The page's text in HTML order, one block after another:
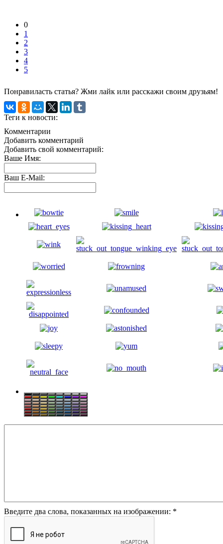
0
1
2
3
4
5
Понравиласть статья? Жми лайк или расскажи своим друзьям!
Теги к новости:
Комментарии
Добавить комментарий
Добавить свой комментарий:
Ваше Имя:
Ваш E-Mail:
Введите два слова, показанных на изображении: *